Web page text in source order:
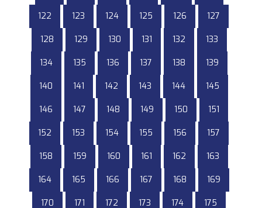
122 123 124 125 126 127
128 129 130 131 132 133
134 135 136 137 138 139
140 141 142 143 144 145
146 147 148 149 150 151
152 153 154 155 156 157
158 159 160 161 162 163
164 165 166 167 168 169
170 171 172 173 174 175